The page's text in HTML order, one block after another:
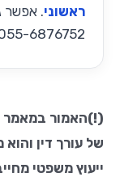
ראשוני
6876752.
(!)האמור במאמר
של עורך דין
ייעוץ משפטי